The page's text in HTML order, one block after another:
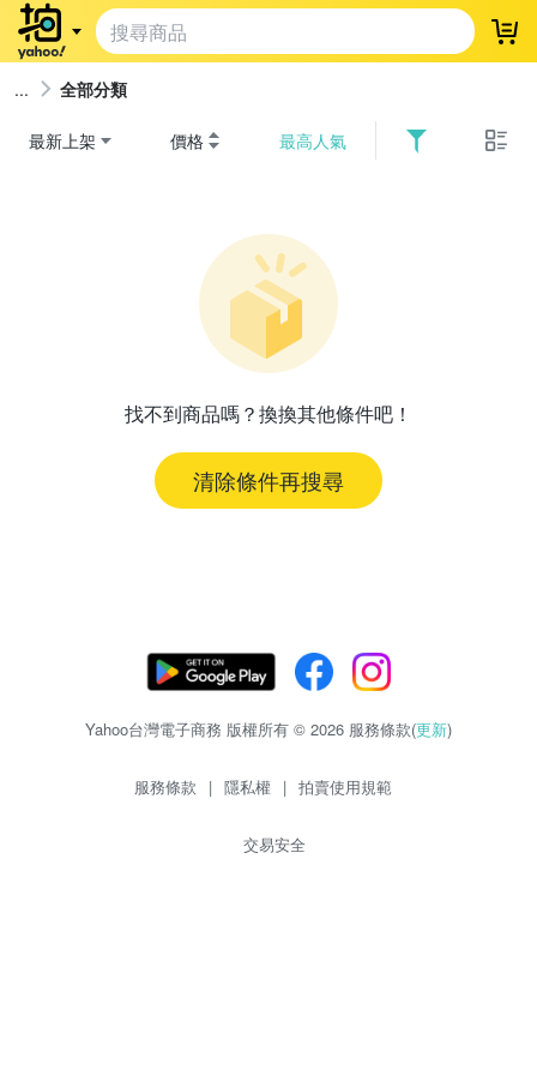
登
全部分類
最新上架 價格 最高人氣
找不到商品嗎？換換其他條件吧！
清除條件再搜尋
Yahoo台灣電子商務 版權所有 © 2026 服務條款(更新)
服務條款 | 隱私權 | 拍賣使用規範
交易安全